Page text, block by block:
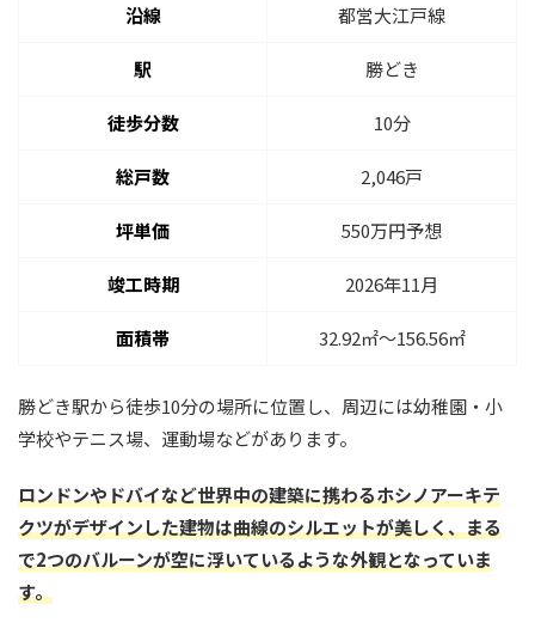
沿線 都営大江戸線
駅 勝どき
徒歩分数 10分
総戸数 2,046戸
坪単価 550万円予想
竣工時期 2026年11月
面積帯 32.92㎡〜156.56㎡
勝どき駅から徒歩10分の場所に位置し、周辺には幼稚園・小
学校やテニス場、運動場などがあります。
ロンドンやドバイなど世界中の建築に携わるホシノアーキテ
クツがデザインした建物は曲線のシルエットが美しく、まる
で2つのバルーンが空に浮いているような外観となっていま
す。